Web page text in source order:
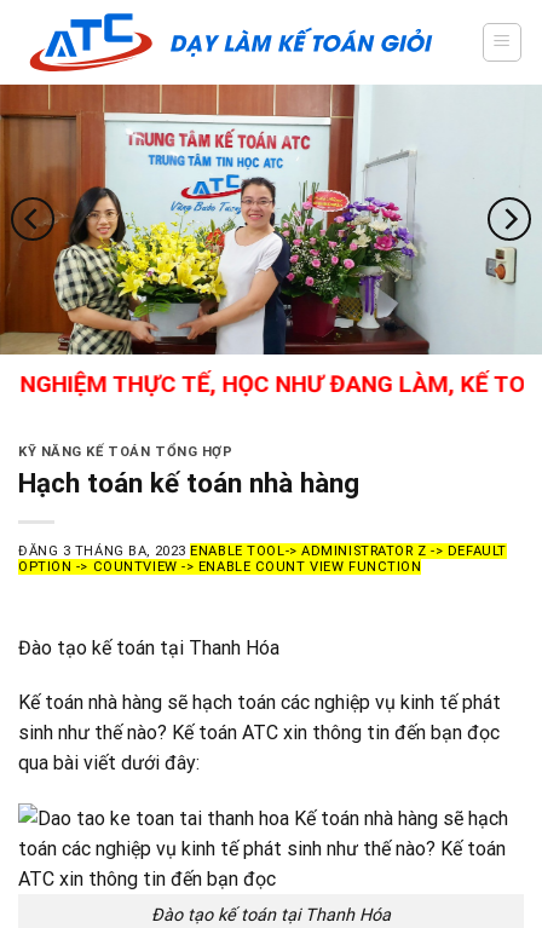
content
THỰC TẾ, HỌC NHƯ ĐANG LÀM, KẾ TOÁN
KỸ NĂNG KẾ TOÁN TỔNG HỢP
Hạch toán kế toán nhà hàng
ĐĂNG 3 THÁNG BA, 2023 ENABLE TOOL-> ADMINISTRATOR Z -> DEFAULT
OPTION -> COUNTVIEW -> ENABLE COUNT VIEW FUNCTION
Đào tạo kế toán tại Thanh Hóa
Kế toán nhà hàng sẽ hạch toán các nghiệp vụ kinh tế phát
sinh như thế nào? Kế toán ATC xin thông tin đến bạn đọc
qua bài viết dưới đây:
Đào tạo kế toán tại Thanh Hóa